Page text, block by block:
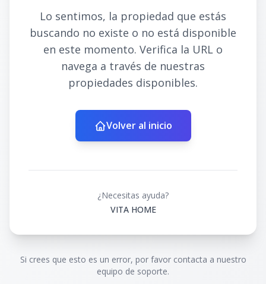
Lo sentimos, la propiedad que estás
buscando no existe o no está disponible
en este momento. Verifica la URL o
navega a través de nuestras
propiedades disponibles.
Volver al inicio
¿Necesitas ayuda?
VITA HOME
Si crees que esto es un error, por favor contacta a nuestro
equipo de soporte.